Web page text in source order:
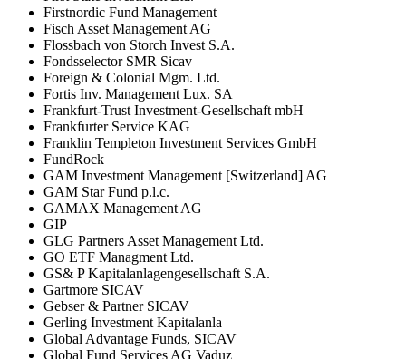
Firstnordic Fund Management
Fisch Asset Management AG
Flossbach von Storch Invest S.A.
Fondsselector SMR Sicav
Foreign & Colonial Mgm. Ltd.
Fortis Inv. Management Lux. SA
Frankfurt-Trust Investment-Gesellschaft mbH
Frankfurter Service KAG
Franklin Templeton Investment Services GmbH
FundRock
GAM Investment Management [Switzerland] AG
GAM Star Fund p.l.c.
GAMAX Management AG
GIP
GLG Partners Asset Management Ltd.
GO ETF Managment Ltd.
GS& P Kapitalanlagengesellschaft S.A.
Gartmore SICAV
Gebser & Partner SICAV
Gerling Investment Kapitalanla
Global Advantage Funds, SICAV
Global Fund Services AG Vaduz